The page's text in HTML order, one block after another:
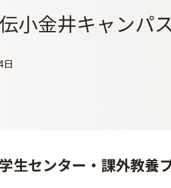
小金井キャンパ
生センター・課外教養